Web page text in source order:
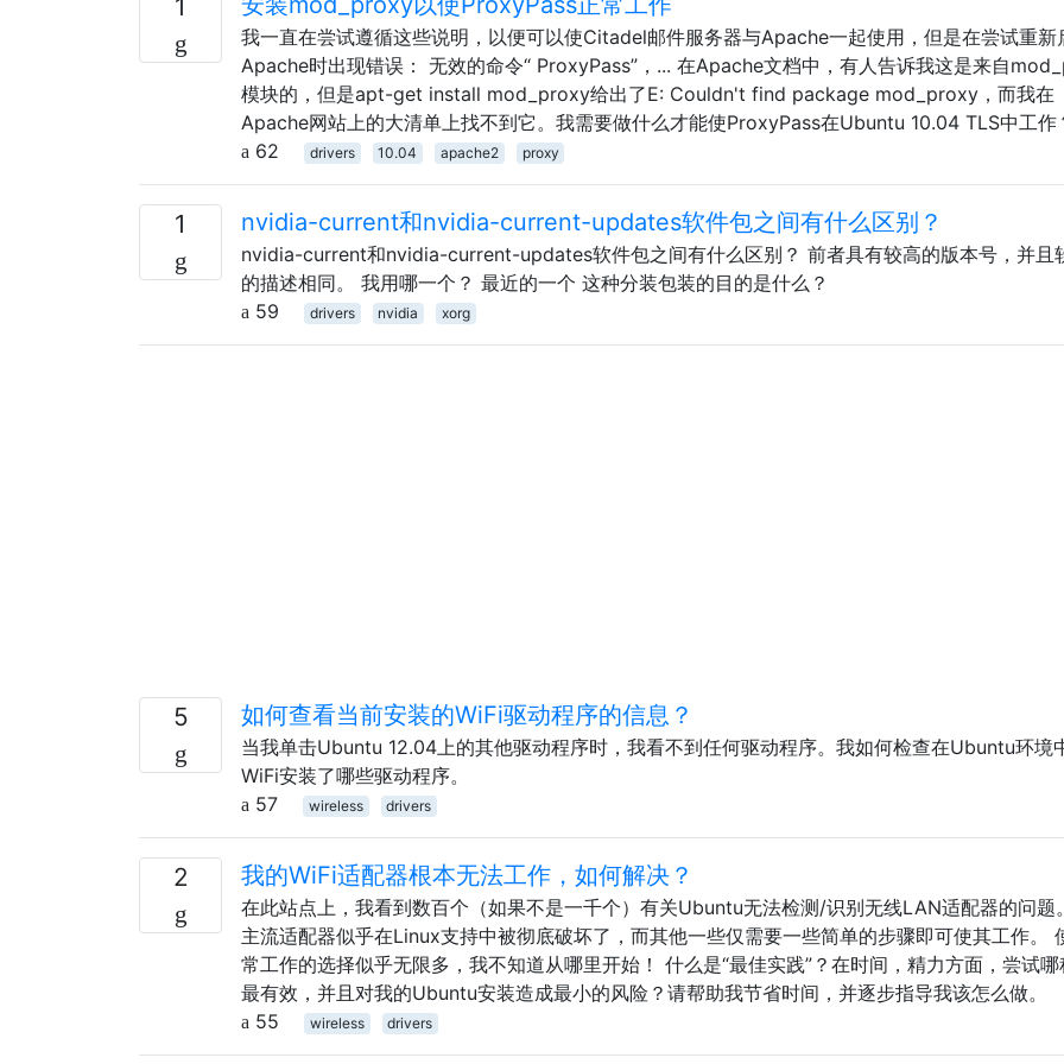
1
我一直在尝试遵循这些说明，以便可以使Citadel邮件服务器与Apache一起使用，但是在尝试重新
Apache时出现错误： 无效的命令“ ProxyPass”，... 在Apache文档中，有人告诉我这是来自
模块的，但是apt-get install mod_proxy给出了E: Couldn't find package mod_proxy，而我在
Apache网站上的大清单上找不到它。我需要做什么才能使ProxyPass在Ubuntu 10.04 TLS中工作
62
drivers 10.04 apache2 proxy
1 nvidia-current和nvidia-current-updates软件包之间有什么区别？
nvidia-current和nvidia-current-updates软件包之间有什么区别？ 前者具有较高的版本号，并且
的描述相同。 我用哪一个？ 最近的一个 这种分装包装的目的是什么？
59
drivers nvidia xorg
5 如何查看当前安装的WiFi驱动程序的信息？
当我单击Ubuntu 12.04上的其他驱动程序时，我看不到任何驱动程序。我如何检查在Ubuntu环境
WiFi安装了哪些驱动程序。
57
wireless drivers
2 我的WiFi适配器根本无法工作，如何解决？
在此站点上，我看到数百个（如果不是一千个）有关Ubuntu无法检测/识别无线LAN适配器的问题
主流适配器似乎在Linux支持中被彻底破坏了，而其他一些仅需要一些简单的步骤即可使其工作。
常工作的选择似乎无限多，我不知道从哪里开始！ 什么是“最佳实践”？在时间，精力方面，尝试
最有效，并且对我的Ubuntu安装造成最小的风险？请帮助我节省时间，并逐步指导我该怎么做。
55
wireless drivers